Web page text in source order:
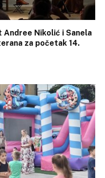
Nikolić i Sanela
za početak 14.